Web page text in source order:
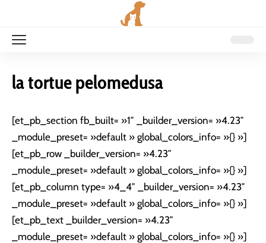
la tortue pelomedusa
[et_pb_section fb_built= »1″ _builder_version= »4.23″
_module_preset= »default » global_colors_info= »{} »]
[et_pb_row _builder_version= »4.23″
_module_preset= »default » global_colors_info= »{} »]
[et_pb_column type= »4_4″ _builder_version= »4.23″
_module_preset= »default » global_colors_info= »{} »]
[et_pb_text _builder_version= »4.23″
_module_preset= »default » global_colors_info= »{} »]